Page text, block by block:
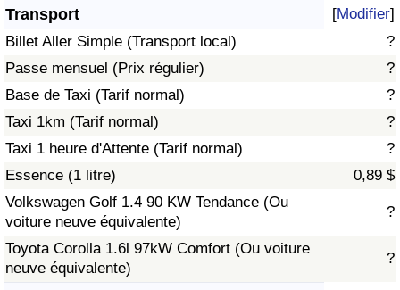
Transport [Modifier]
Billet Aller Simple (Transport local)
?
Passe mensuel (Prix régulier)
?
Base de Taxi (Tarif normal)
?
Taxi 1km (Tarif normal)
?
Taxi 1 heure d'Attente (Tarif normal)
?
Essence (1 litre)
0,89 $
Volkswagen Golf 1.4 90 KW Tendance (Ou
voiture neuve équivalente)
?
Toyota Corolla 1.6l 97kW Comfort (Ou voiture
neuve équivalente)
?